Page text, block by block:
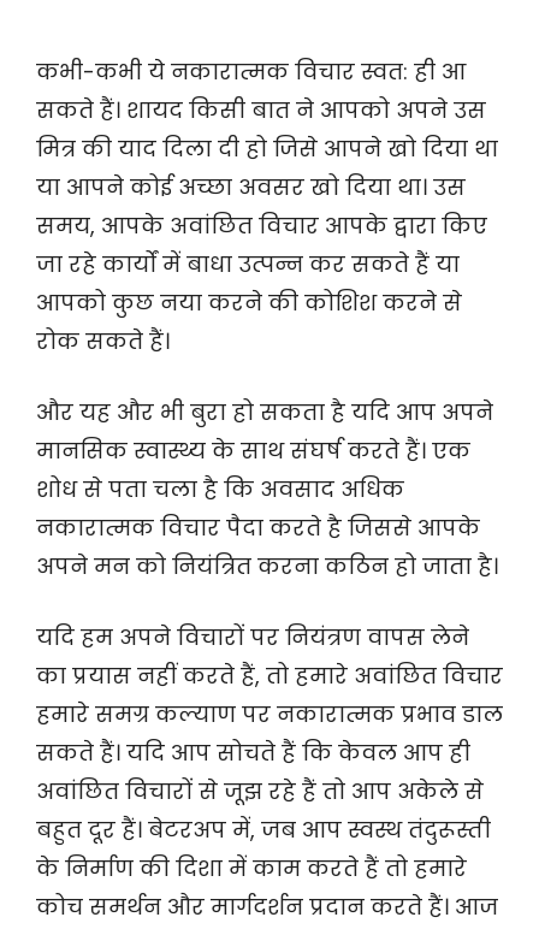
कभी-कभी ये नकारात्मक विचार स्वत: ही आ
सकते हैं। शायद किसी बात ने आपको अपने उस
मित्र की याद दिला दी हो जिसे आपने खो दिया था
या आपने कोई अच्छा अवसर खो दिया था। उस
समय, आपके अवांछित विचार आपके द्वारा किए
जा रहे कार्यों में बाधा उत्पन्न कर सकते हैं या
आपको कुछ नया करने की कोशिश करने से
रोक सकते हैं।
और यह और भी बुरा हो सकता है यदि आप अपने
मानसिक स्वास्थ्य के साथ संघर्ष करते हैं। एक
शोध से पता चला है कि अवसाद अधिक
नकारात्मक विचार पैदा करते है जिससे आपके
अपने मन को नियंत्रित करना कठिन हो जाता है।
यदि हम अपने विचारों पर नियंत्रण वापस लेने
का प्रयास नहीं करते हैं, तो हमारे अवांछित विचार
हमारे समग्र कल्याण पर नकारात्मक प्रभाव डाल
सकते हैं। यदि आप सोचते हैं कि केवल आप ही
अवांछित विचारों से जूझ रहे हैं तो आप अकेले से
बहुत दूर हैं। बेटरअप में, जब आप स्वस्थ तंदुरूस्ती
के निर्माण की दिशा में काम करते हैं तो हमारे
कोच समर्थन और मार्गदर्शन प्रदान करते हैं। आज